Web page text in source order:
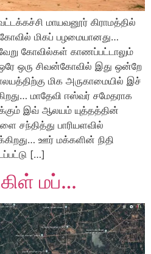
மாயவனூர் கிராமத்தில்
மிகப் பழமையானது…
கோவில்கள் காணப்பட்டாலும்
ஒரு சிவன்கோவில் இது ஒன்றே
மிக அருகாமையில் இச்
மாதேவி ஈஸ்வர் சமேதராக
இவ் ஆலயம் யுத்தத்தின்
சந்தித்து பாரியளவில்
ஊர் மக்களின் நிதி
[…]
மப்…